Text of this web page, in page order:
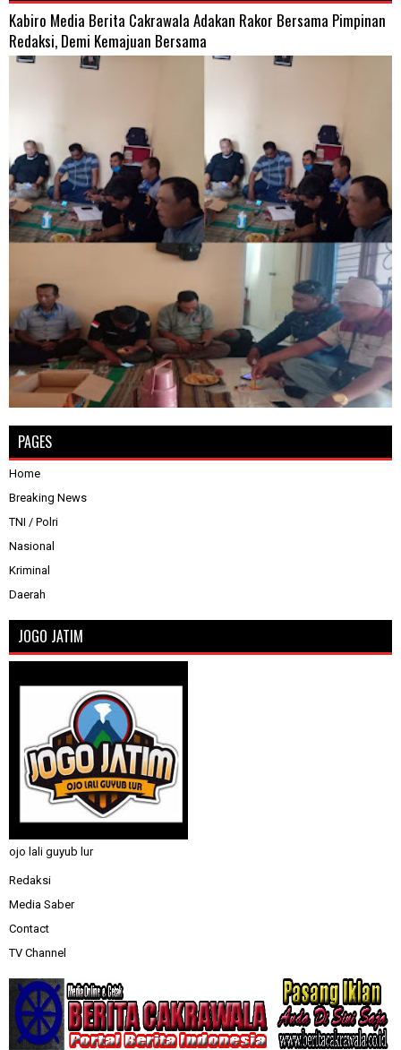
Kabiro Media Berita Cakrawala Adakan Rakor Bersama Pimpinan
Redaksi, Demi Kemajuan Bersama
PAGES
Home
Breaking News
TNI / Polri
Nasional
Kriminal
Daerah
JOGO JATIM
ojo lali guyub lur
Redaksi
Media Saber
Contact
TV Channel